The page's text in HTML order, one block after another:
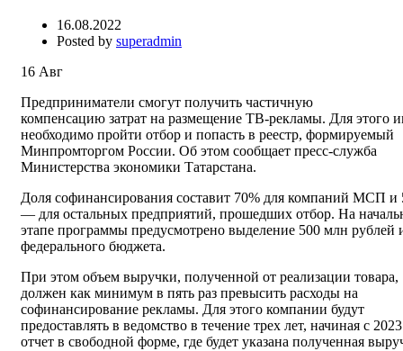
16.08.2022
Posted by superadmin
16 Авг
Предприниматели смогут получить частичную
компенсацию затрат на размещение ТВ-рекламы. Для этого
необходимо пройти отбор и попасть в реестр, формируемый
Минпромторгом России. Об этом сообщает пресс-служба
Министерства экономики Татарстана.
Доля софинансирования составит 70% для компаний МСП и
— для остальных предприятий, прошедших отбор. На
этапе программы предусмотрено выделение 500 млн рублей
федерального бюджета.
При этом объем выручки, полученной от реализации товара,
должен как минимум в пять раз превысить расходы на
софинансирование рекламы. Для этого компании будут
предоставлять в ведомство в течение трех лет, начиная с
отчет в свободной форме, где будет указана полученная